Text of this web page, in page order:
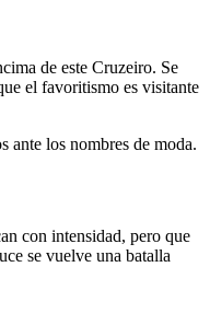
de este Cruzeiro. Se
el favoritismo es visitante
ante los nombres de moda.
con intensidad, pero que
se vuelve una batalla